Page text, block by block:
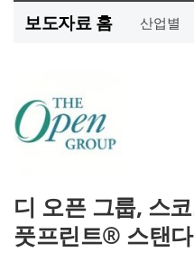
보도자료 홈 산업별
디 오픈 그룹, 스
풋프린트® 스탠